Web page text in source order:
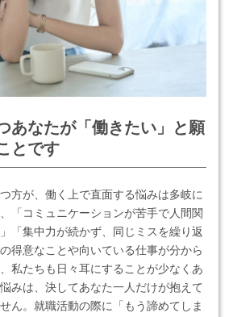
あなたが「働きたい」と願
とです
方が、働く上で直面する悩みは多岐に
「コミュニケーションが苦手で人間関
「集中力が続かず、同じミスを繰り返
得意なことや向いている仕事が分から
私たちも日々耳にすることが少なくあ
みは、決してあなた一人だけが抱えて
ん。就職活動の際に「もう諦めてしま